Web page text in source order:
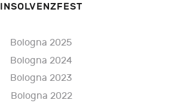
INSOLVENZFEST
Bologna 2025
Bologna 2024
Bologna 2023
Bologna 2022